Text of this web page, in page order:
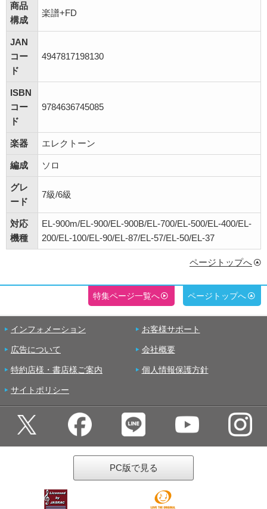
商品
構成
楽譜+FD
JAN
コー
ド
4947817198130
ISBN
コー
ド
9784636745085
楽器 エレクトーン
編成 ソロ
グレ
ード
7級/6級
対応
機種
EL-900m/EL-900/EL-900B/EL-700/EL-500/EL-400/EL-
200/EL-100/EL-90/EL-87/EL-57/EL-50/EL-37
ページトップへ
特集ページ一覧へ ページトップへ
インフォメーション お客様サポート
広告について 会社概要
特約店様・書店様ご案内 個人情報保護方針
サイトポリシー
PC版で見る